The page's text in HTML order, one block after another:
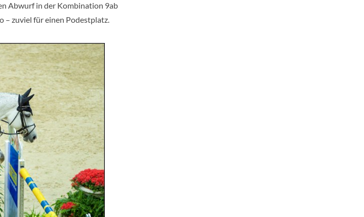
Abwurf in der Kombination 9ab
– zuviel für einen Podestplatz.